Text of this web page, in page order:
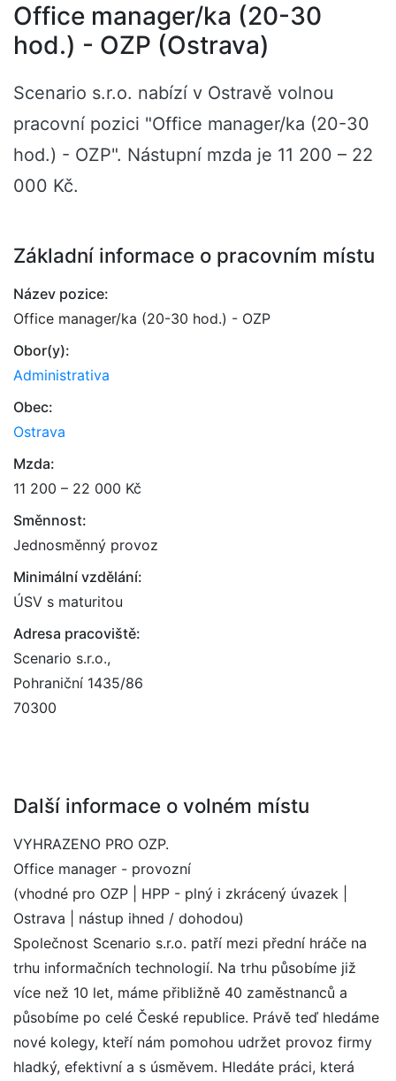
Office manager/ka (20-30
hod.) - OZP (Ostrava)
Scenario s.r.o. nabízí v Ostravě volnou
pracovní pozici "Office manager/ka (20-30
hod.) - OZP". Nástupní mzda je 11 200 – 22
000 Kč.
Základní informace o pracovním místu
Název pozice:
Office manager/ka (20-30 hod.) - OZP
Obor(y):
Administrativa
Obec:
Ostrava
Mzda:
11 200 – 22 000 Kč
Směnnost:
Jednosměnný provoz
Minimální vzdělání:
ÚSV s maturitou
Adresa pracoviště:
Scenario s.r.o.,
Pohraniční 1435/86
70300
Další informace o volném místu
VYHRAZENO PRO OZP.
Office manager - provozní
(vhodné pro OZP | HPP - plný i zkrácený úvazek |
Ostrava | nástup ihned / dohodou)
Společnost Scenario s.r.o. patří mezi přední hráče na
trhu informačních technologií. Na trhu působíme již
více než 10 let, máme přibližně 40 zaměstnanců a
působíme po celé České republice. Právě teď hledáme
nové kolegy, kteří nám pomohou udržet provoz firmy
hladký, efektivní a s úsměvem. Hledáte práci, která